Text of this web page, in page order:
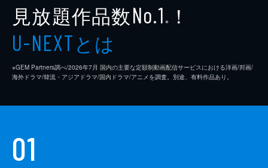
見放題作品数No.1 ※ ！
U-NEXTとは
※GEM Partners調べ/2026年7⽉ 国内の主要な定額制動画配信サービスにおける洋画/邦画/
海外ドラマ/韓流・アジアドラマ/国内ドラマ/アニメを調査。別途、有料作品あり。
01